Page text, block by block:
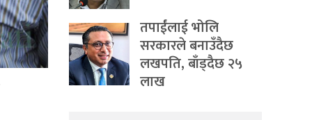
तपाईंलाई भोलि
सरकारले बनाउँदैछ
लखपति, बाँड्दैछ २५
लाख